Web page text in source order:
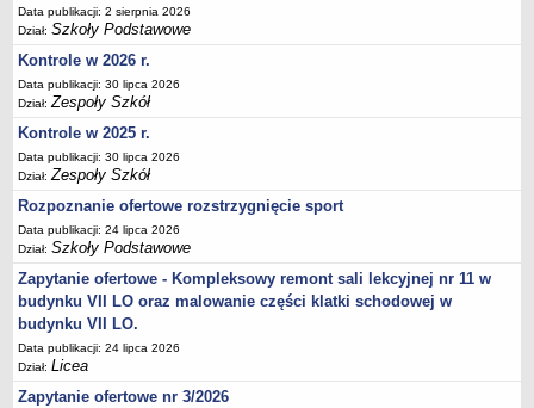
Godziny dyżurów
Ogłoszenia
Zarządzenia
Rejestry, ewidencje, archiwa
Kontrole
PONOWNE WYKORZYSTYWANIE
Sprawozdania
Deklaracja dostępności
DEKLARACJA DOSTĘPNOŚCI
OŚWIADCZENIA MAJĄTKOWE
PONOWNE WYKORZYSTYWANIE
UDOSTĘPNIANIE INFORMACJI PUBLICZNEJ
OCHRONA DANYCH OSOBOWYCH
Data publikacji: 2 sierpnia 2026
Dział:Szkoły Podstawowe
Kontrole w 2026 r.
Data publikacji: 30 lipca 2026
Dział:Zespoły Szkół
Kontrole w 2025 r.
Data publikacji: 30 lipca 2026
Dział:Zespoły Szkół
Rozpoznanie ofertowe rozstrzygnięcie sport
Data publikacji: 24 lipca 2026
Dział:Szkoły Podstawowe
Zapytanie ofertowe - Kompleksowy remont sali lekcyjnej nr 11 w
budynku VII LO oraz malowanie części klatki schodowej w
budynku VII LO.
Data publikacji: 24 lipca 2026
Dział:Licea
Zapytanie ofertowe nr 3/2026